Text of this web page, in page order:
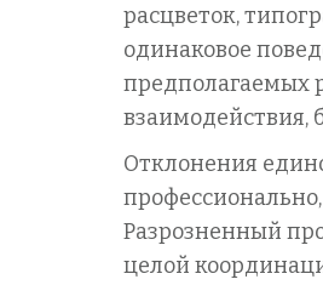
расцветок,
одинаковое
предполагаемых
Отклонения
Разрозненный
целой